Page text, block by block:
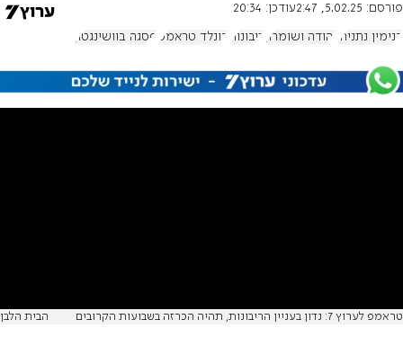
פורסם: 5.02.25, 2:47 עודכן: 20:34
בנימין נתניהו יהודה ושומרון ריבונות דונלד טראמפ פסגה בוושינגטון
טראמפ לערוץ 7: נדון בעניין הריבונות, תהיה הכרזה בשבועות הקרובים הבית הלבן